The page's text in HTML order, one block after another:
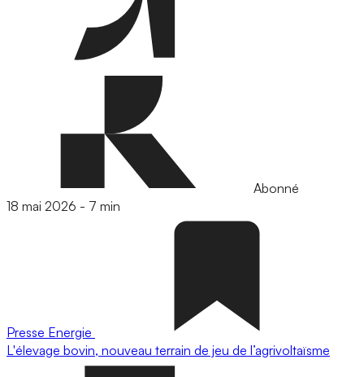
Abonné
18 mai 2026 - 7 min
Presse Energie
L'élevage bovin, nouveau terrain de jeu de l’agrivoltaïsme